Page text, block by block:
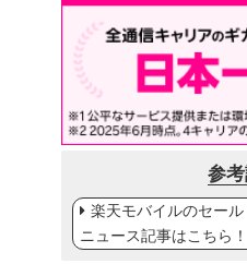
参
楽天モバイルのセー
ニュース記事はこちら！